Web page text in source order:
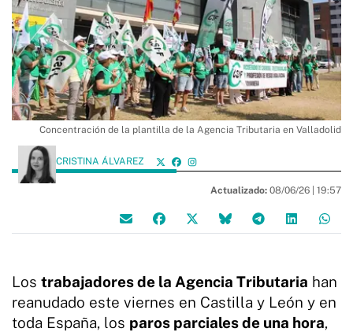
Concentración de la plantilla de la Agencia Tributaria en Valladolid
CRISTINA ÁLVAREZ
Actualizado: 08/06/26 | 19:57
Los trabajadores de la Agencia Tributaria han
reanudado este viernes en Castilla y León y en
toda España, los paros parciales de una hora,